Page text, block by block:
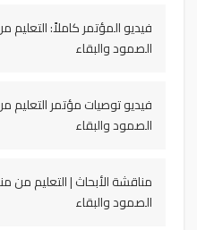
فيديو المؤتمر كاملاً:
الصمود والبقاء
فيديو توصيات مؤتمر
الصمود والبقاء
مناقشة الأبحاث | التعليم
الصمود والبقاء